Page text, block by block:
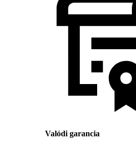
Valódi garancia